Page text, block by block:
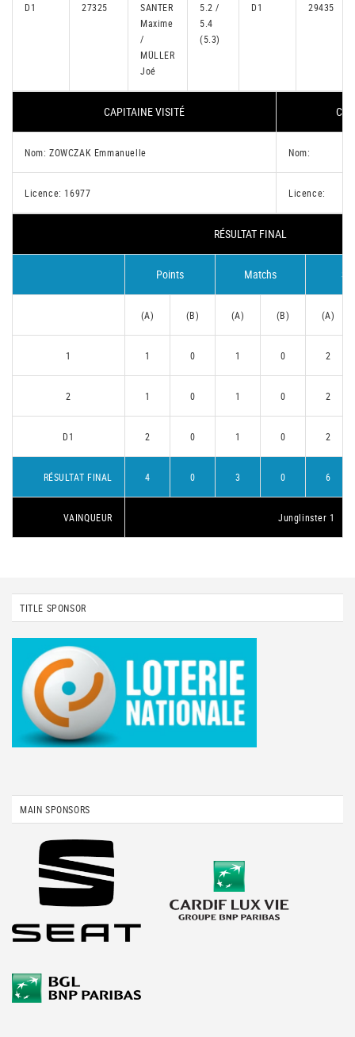
D1 27325
SANTER
Maxime
/
MÜLLER
Joé
5.2 /
5.4
(5.3)
D1 29435
CAPITAINE VISITÉ
Nom: ZOWCZAK Emmanuelle Nom:
Licence: 16977 Licence:
RÉSULTAT FINAL
Points Matchs
(A) (B) (A) (B) (A)
1 1 0 1 0 2
2 1 0 1 0 2
D1 2 0 1 0 2
RÉSULTAT FINAL 4 0 3 0 6
VAINQUEUR Junglinster 1
TITLE SPONSOR
MAIN SPONSORS